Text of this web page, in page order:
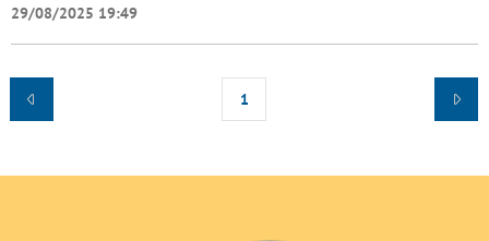
29/08/2025 19:49
1